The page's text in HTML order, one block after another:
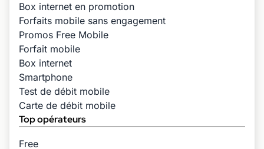
Box internet en promotion
Forfaits mobile sans engagement
Promos Free Mobile
Forfait mobile
Box internet
Smartphone
Test de débit mobile
Carte de débit mobile
Top opérateurs
Free